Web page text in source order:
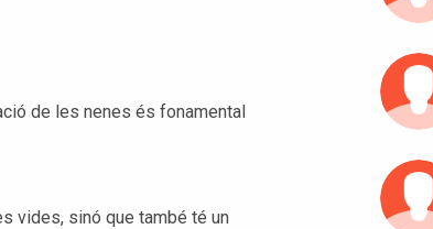
de les nenes és fonamental
vides, sinó que també té un